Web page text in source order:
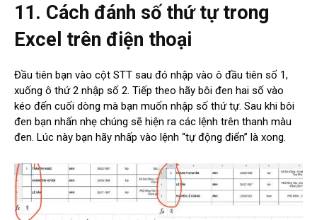
11. Cách đánh số thứ tự trong
Excel trên điện thoại
Đầu tiên bạn vào cột STT sau đó nhập vào ô đầu tiên số 1,
xuống ô thứ 2 nhập số 2. Tiếp theo hãy bôi đen hai số vào
kéo đến cuối dòng mà bạn muốn nhập số thứ tự. Sau khi bôi
đen bạn nhấn nhẹ chúng sẽ hiện ra các lệnh trên thanh màu
đen. Lúc này bạn hãy nhấp vào lệnh “tự động điển” là xong.